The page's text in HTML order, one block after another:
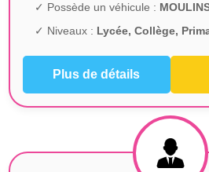
✓ Possède un véhicule :
✓ Niveaux : Lycée, Collège,
Plus de détails